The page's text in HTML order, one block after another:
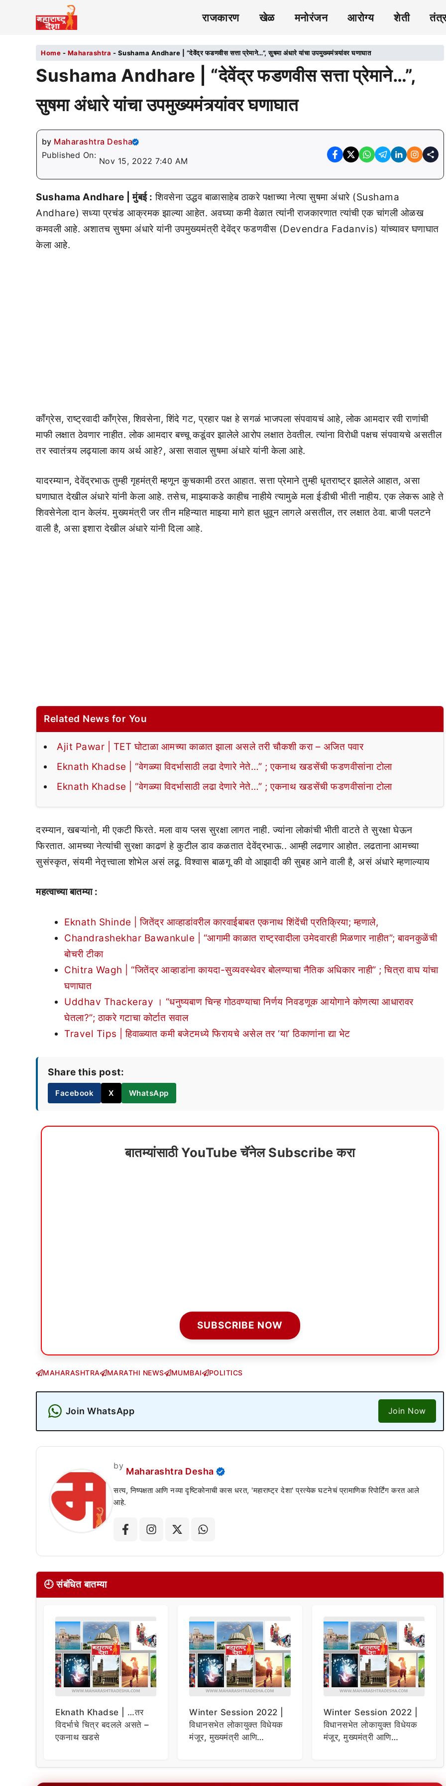
राजकारण खेळ मनोरंजन आरोग्य शेती
Home - Maharashtra - Sushama Andhare | “देवेंद्र फडणवीस सत्ता प्रेमाने…”, सुषमा अंधारे यांचा उपमुख्यमंत्र्यांवर घणाघात
Sushama Andhare | “देवेंद्र फडणवीस सत्ता प्रेमाने…”,
सुषमा अंधारे यांचा उपमुख्यमंत्र्यांवर घणाघात
by Maharashtra Desha
Published On:
Nov 15, 2022 7:40 AM
Sushama Andhare | मुंबई : शिवसेना उद्धव बाळासाहेब ठाकरे पक्षाच्या नेत्या सुषमा अंधारे (Sushama
Andhare) सध्या प्रचंड आक्रमक झाल्या आहेत. अवघ्या कमी वेळात त्यांनी राजकारणात त्यांची एक चांगली ओळख
कमवली आहे. अशातच सुषमा अंधारे यांनी उपमुख्यमंत्री देवेंद्र फडणवीस (Devendra Fadanvis) यांच्यावर घणाघात
केला आहे.
काँग्रेस, राष्ट्रवादी काँग्रेस, शिवसेना, शिंदे गट, प्रहार पक्ष हे सगळं भाजपला संपवायचं आहे, लोक आमदार रवी राणांची
माफी लक्षात ठेवणार नाहीत. लोक आमदार बच्चू कडूंवर झालेले आरोप लक्षात ठेवतील. त्यांना विरोधी पक्षच संपवायचे असतील
तर स्वातंत्र्य लढ्याला काय अर्थ आहे?, असा सवाल सुषमा अंधारे यांनी केला आहे.
यादरम्यान, देवेंद्रभाऊ तुम्ही गृहमंत्री म्हणून कुचकामी ठरत आहात. सत्ता प्रेमाने तुम्ही धृतराष्ट्र झालेले आहात, असा
घणाघात देखील अंधारे यांनी केला आहे. तसेच, माझ्याकडे काहीच नाहीये त्यामुळे मला ईडीची भीती नाहीय. एक लेकरू आहे ते
शिवसेनेला दान केलंय. मुख्यमंत्री जर तीन महिन्यात माझ्या मागे हात धुवून लागले असतील, तर लक्षात ठेवा. बाजी पलटने
वाली है, असा इशारा देखील अंधारे यांनी दिला आहे.
Related News for You
Ajit Pawar | TET घोटाळा आमच्या काळात झाला असले तरी चौकशी करा – अजित पवार
Eknath Khadse | “वेगळ्या विदर्भासाठी लढा देणारे नेते…” ; एकनाथ खडसेंची फडणवीसांना टोला
Eknath Khadse | “वेगळ्या विदर्भासाठी लढा देणारे नेते…” ; एकनाथ खडसेंची फडणवीसांना टोला
दरम्यान, खबऱ्यांनो, मी एकटी फिरते. मला वाय प्लस सुरक्षा लागत नाही. ज्यांना लोकांची भीती वाटते ते सुरक्षा घेऊन
फिरतात. आमच्या नेत्यांची सुरक्षा काढणं हे कुटील डाव कळतात देवेंद्रभाऊ.. आम्ही लढणार आहोत. लढताना आमच्या
सुसंस्कृत, संयमी नेतृत्त्वाला शोभेल असं लढू. विश्वास बाळगू की वो आझादी की सुबह आने वाली है, असं अंधारे म्हणाल्याय
महत्वाच्या बातम्या :
Eknath Shinde | जितेंद्र आव्हाडांवरील कारवाईबाबत एकनाथ शिंदेंची प्रतिक्रिया; म्हणाले,
Chandrashekhar Bawankule | “आगामी काळात राष्ट्रवादीला उमेदवारही मिळणार नाहीत”; बावनकुळेंची
बोचरी टीका
Chitra Wagh | “जितेंद्र आव्हाडांना कायदा-सुव्यवस्थेवर बोलण्याचा नैतिक अधिकार नाही” ; चित्रा वाघ यांचा
घणाघात
Uddhav Thackeray । “धनुष्यबाण चिन्ह गोठवण्याचा निर्णय निवडणूक आयोगाने कोणत्या आधारावर
घेतला?”; ठाकरे गटाचा कोर्टात सवाल
Travel Tips | हिवाळ्यात कमी बजेटमध्ये फिरायचे असेल तर ‘या’ ठिकाणांना द्या भेट
Share this post:
Facebook X WhatsApp
बातम्यांसाठी YouTube चॅनेल Subscribe करा
SUBSCRIBE NOW
MAHARASHTRA MARATHI NEWS MUMBAI POLITICS
Join WhatsApp Join Now
by
Maharashtra Desha
सत्य, निष्पक्षता आणि नव्या दृष्टिकोनाची कास धरत, 'महाराष्ट्र देशा' प्रत्येक घटनेचं प्रामाणिक रिपोर्टिंग करत आले
आहे.
🕘 संबंधित बातम्या
Eknath Khadse | …तर
विदर्भाचे चित्र बदलले असते –
एकनाथ खडसे
Winter Session 2022 |
विधानसभेत लोकायुक्त विधेयक
मंजूर, मुख्यमंत्री आणि
Winter Session 2022 |
विधानसभेत लोकायुक्त विधेयक
मंजूर, मुख्यमंत्री आणि